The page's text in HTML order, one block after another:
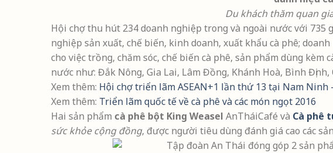
Du khách thăm quan
Hội chợ thu hút 234 doanh nghiệp trong và ngoài nước với 735
nghiệp sản xuất, chế biến, kinh doanh, xuất khẩu cà phê;
cho việc trồng, chăm sóc, chế biến cà phê, sản phẩm dùng
nước như: Đắk Nông, Gia Lai, Lâm Đồng, Khánh Hoà, Bình
Xem thêm: Hội chợ triển lãm ASEAN+1 lần thứ 13 tại Nam Ninh
Xem thêm: Triển lãm quốc tế về cà phê và các món ngọt 2016
Hai sản phẩm cà phê bột King Weasel AnTháiCafé và Cà phê
sức khỏe cộng đồng, được người tiêu dùng đánh giá cao các